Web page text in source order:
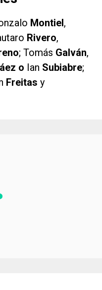
Montiel,
Rivero,
; Tomás Galván,
o Ian Subiabre;
Freitas y